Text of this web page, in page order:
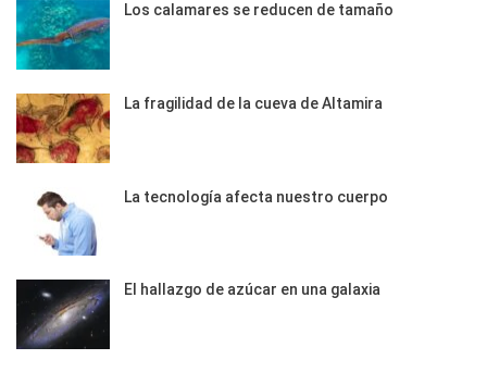
Los calamares se reducen de tamaño
La fragilidad de la cueva de Altamira
La tecnología afecta nuestro cuerpo
El hallazgo de azúcar en una galaxia